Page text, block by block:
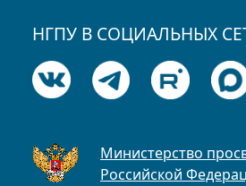
НГПУ В СОЦИАЛЬНЫХ
Министерство
Российской